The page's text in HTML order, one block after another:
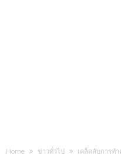
Home ข่าวทั่วไป เคล็ดลับการท